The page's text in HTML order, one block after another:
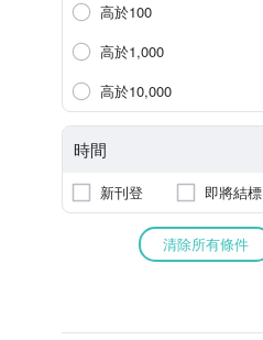
高於100
高於1,000
高於10,000
時間
新刊登 即將結標
清除所有條件